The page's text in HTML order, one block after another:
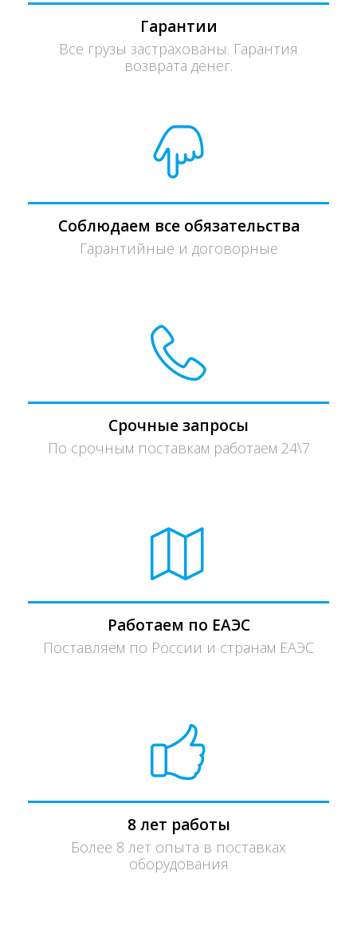
Гарантии
Все грузы застрахованы. Гарантия
возврата денег.
Соблюдаем все обязательства
Гарантийные и договорные
Срочные запросы
По срочным поставкам работаем 24\7
Работаем по ЕАЭС
Поставляем по России и странам ЕАЭС
8 лет работы
Более 8 лет опыта в поставках
оборудования